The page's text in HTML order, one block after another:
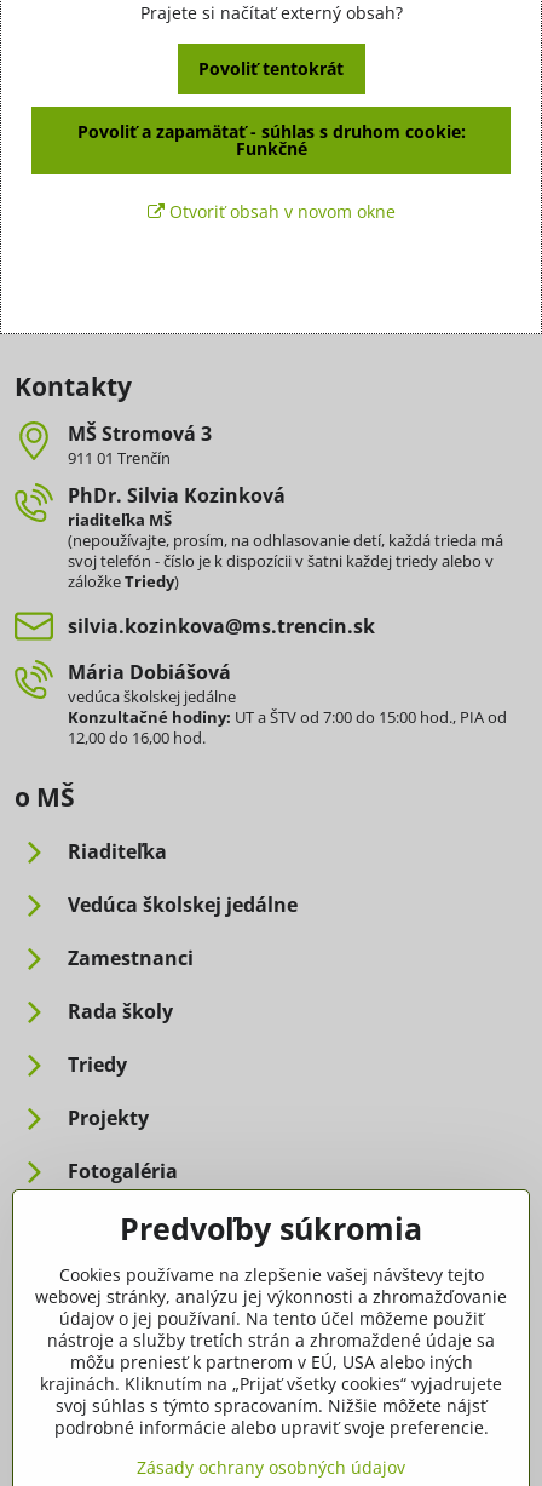
Prajete si načítať externý obsah?
Povoliť tentokrát
Povoliť a zapamätať - súhlas s druhom cookie:
Funkčné
Otvoriť obsah v novom okne
Kontakty
MŠ Stromová 3
911 01 Trenčín
PhDr​. Silvia Kozinková
riaditeľka MŠ
(nepoužívajte, prosím, na odhlasovanie detí, každá trieda má
svoj telefón - číslo je k dispozícii v šatni každej triedy alebo v
záložkeTriedy)
silvia​.kozinkova​@ms​.trencin​.sk
Mária Dobiášová
vedúca školskej jedálne
Konzultačné hodiny: UT a ŠTV od 7:00 do 15:00 hod., PIA od
12,00 do 16,00 hod.
o MŠ
Riaditeľka
Vedúca školskej jedálne
Zamestnanci
Rada školy
Triedy
Projekty
Fotogaléria
Informácie pre rodičov
Dôležité informácie
Ako spracúvame osobné údaje
Tlačivá, dokumenty
Predvoľby súkromia
Cookies používame na zlepšenie vašej návštevy tejto
webovej stránky, analýzu jej výkonnosti a zhromažďovanie
údajov o jej používaní. Na tento účel môžeme použiť
nástroje a služby tretích strán a zhromaždené údaje sa
môžu preniesť k partnerom v EÚ, USA alebo iných
krajinách. Kliknutím na „Prijať všetky cookies“ vyjadrujete
svoj súhlas s týmto spracovaním. Nižšie môžete nájsť
podrobné informácie alebo upraviť svoje preferencie.
Zásady ochrany osobných údajov